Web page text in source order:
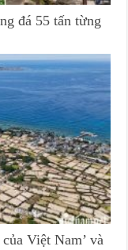
đá 55 tấn từng
Việt Nam’ và